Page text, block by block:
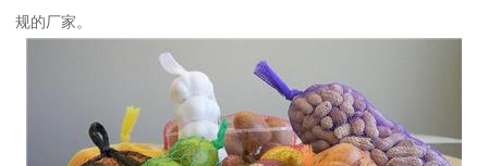
规的厂家。